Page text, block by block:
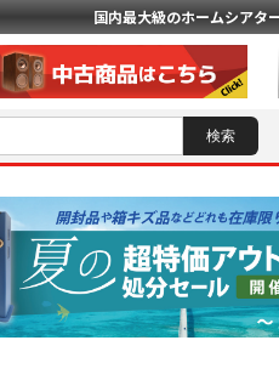
国内最大級のホームシアタ